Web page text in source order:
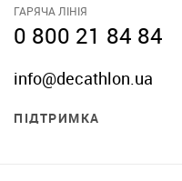
ГАРЯЧА ЛІНІЯ
0 800 21 84 84
info@decathlon.ua
ПІДТРИМКА